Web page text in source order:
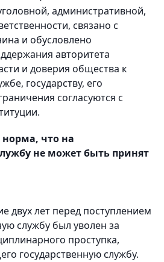
административной,
связано с
и обусловлено
авторитета
и доверия общества к
государству, его
согласуются с
норма, что на
не может быть принят
двух лет перед поступлением
службу был уволен за
проступка,
государственную службу.